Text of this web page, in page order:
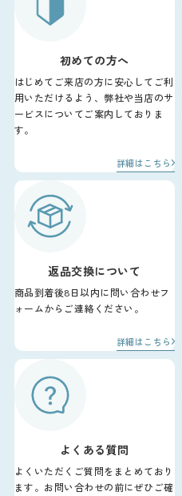
初めての方へ
はじめてご来店の方に安心してご利
用いただけるよう、弊社や当店のサ
ービスについてご案内しておりま
す。
詳細はこちら
返品交換について
商品到着後8日以内に問い合わせフ
ォームからご連絡ください。
詳細はこちら
よくある質問
よくいただくご質問をまとめており
ます。お問い合わせの前にぜひご確